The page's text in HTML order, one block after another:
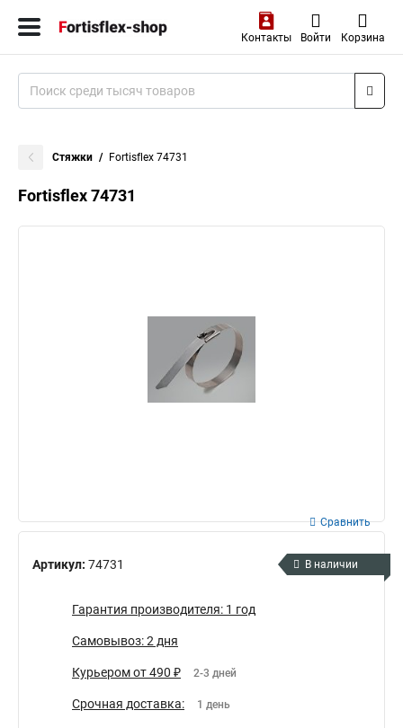
Контакты Войти Корзина
Стяжки Fortisflex 74731
Fortisflex 74731
Артикул: 74731
Сравнить
В наличии
Гарантия производителя: 1 год
Самовывоз: 2 дня
Курьером от 490 ₽ 2-3 дней
Срочная доставка: 1 день